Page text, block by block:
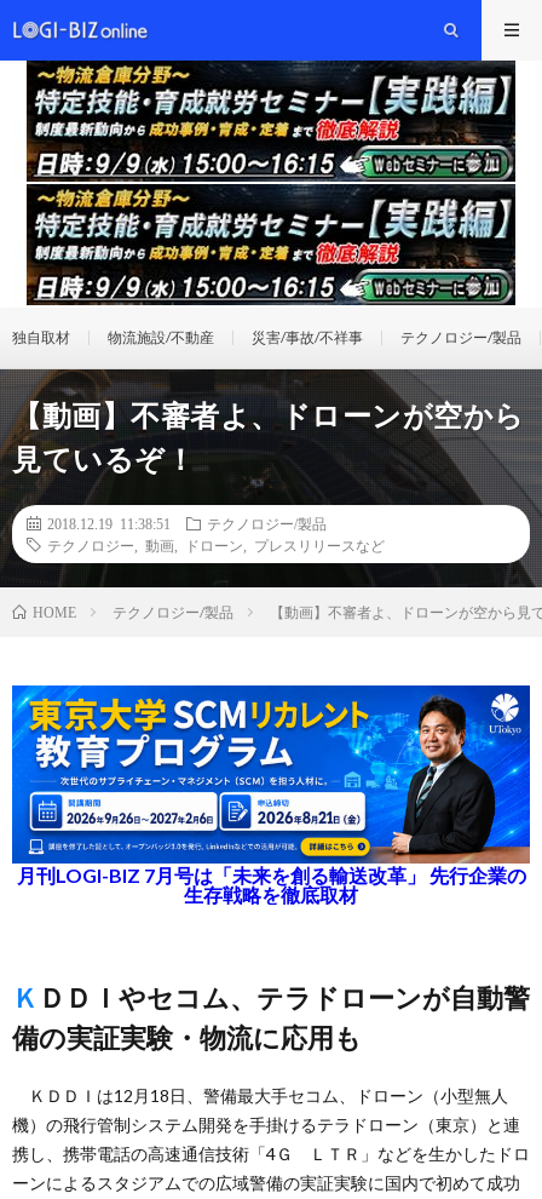
独自取材 物流施設/不動産 災害/事故/不祥事 テクノロジー/製品
【動画】不審者よ、ドローンが空から
見ているぞ！
2018.12.19 11:38:51
テクノロジー/製品
テクノロジー
動画 ドローン プレスリリースなど
HOME テクノロジー/製品 【動画】不審者よ、ドローンが空から見
月刊LOGI-BIZ 7月号は「未来を創る輸送改革」 先行企業の
生存戦略を徹底取材
ＫＤＤＩやセコム、テラドローンが自動警
備の実証実験・物流に応用も
ＫＤＤＩは12月18日、警備最大手セコム、ドローン（小型無人
機）の飛行管制システム開発を手掛けるテラドローン（東京）と連
携し、携帯電話の高速通信技術「4Ｇ ＬＴＲ」などを生かしたドロ
ーンによるスタジアムでの広域警備の実証実験に国内で初めて成功